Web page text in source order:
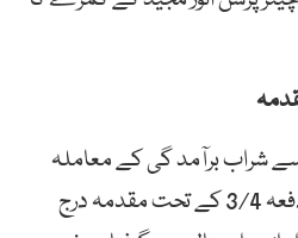
برآمد گی کے معاملہ
پر پولیس نے منشیات کی دفعہ 3/4 کے تحت مقدمہ درج